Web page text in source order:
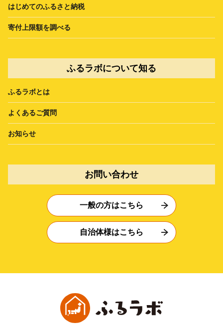
はじめてのふるさと納税
寄付上限額を調べる
ふるラボについて知る
ふるラボとは
よくあるご質問
お知らせ
お問い合わせ
一般の方はこちら
自治体様はこちら